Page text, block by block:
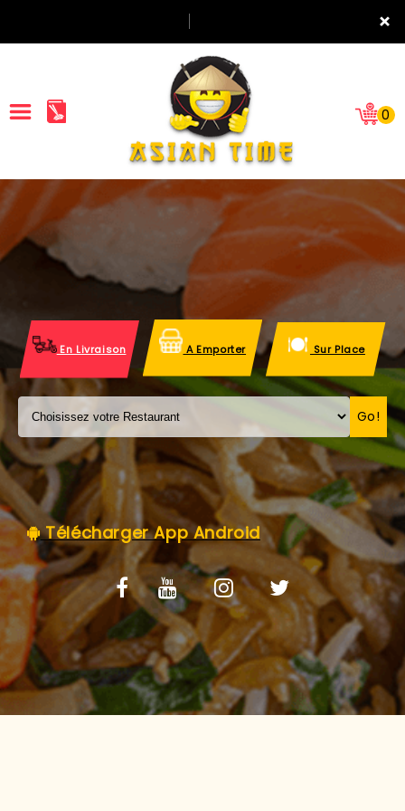
×
ACCUEIL
LA CARTE
VOS AVIS
MENTIONS LÉGALES
C.G.V
0
En Livraison A Emporter Sur Place
Go!
Télécharger App Android